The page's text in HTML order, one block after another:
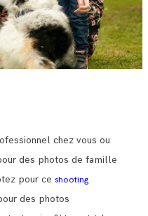
chez vous ou
des photos de famille
pour ce shooting
des photos